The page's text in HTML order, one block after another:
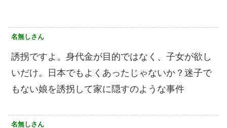
名無しさん
誘拐ですよ。身代金が目的ではなく、子女が欲し
いだけ。日本でもよくあったじゃないか？迷子で
もない娘を誘拐して家に隠すのような事件
名無しさん